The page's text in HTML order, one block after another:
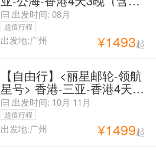
务费）
出发时间: 08月
超值行程
出发地:广州 ¥1493起
【自由行】<丽星邮轮-领航
星号> 香港-三亚-香港4天3
晚出发时间: 10月 11月
超值行程
出发地:广州 ¥1499起